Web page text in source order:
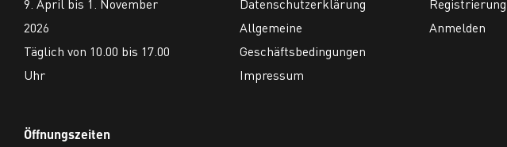
9. April bis 1. November
2026
Täglich von 10.00 bis 17.00
Uhr
Öffnungszeiten
Datenschutzerklärung
Allgemeine
Geschäftsbedingungen
Impressum
Registrierung
Anmelden